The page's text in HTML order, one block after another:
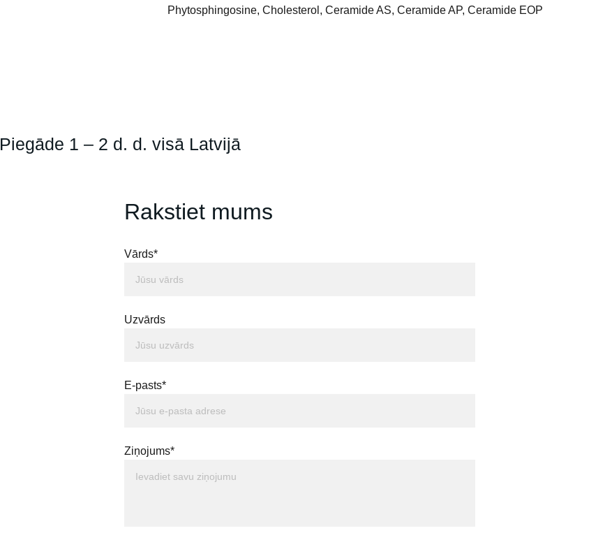
Phytosphingosine, Cholesterol, Ceramide AS, Ceramide AP, Ceramide EOP
Rakstiet mums
Vārds*
Uzvārds
E-pasts*
Ziņojums*
Piegāde 1 – 2 d. d. visā Latvijā